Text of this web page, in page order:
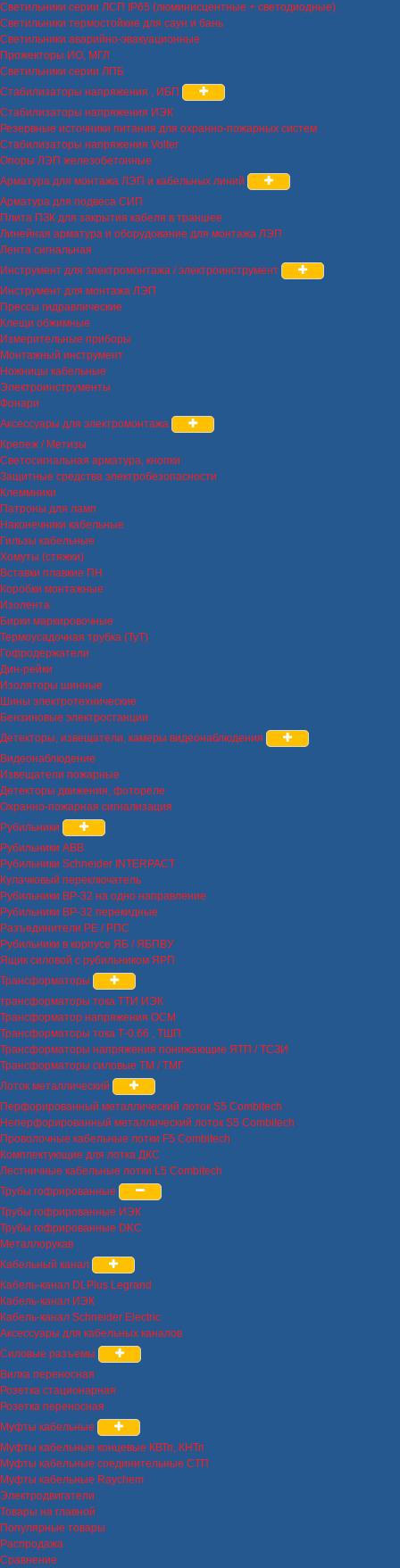
Светильники серии ЛСП IP65 (люминисцентные + светодиодные)
Светильники термостойкие для саун и бань
Светильники аварийно-эвакуационные
Прожекторы ИО, МГЛ
Светильники серии ЛПБ
Стабилизаторы напряжения , ИБП
Стабилизаторы напряжения ИЭК
Резервные источники питания для охранно-пожарных систем
Стабилизаторы напряжения Volter
Опоры ЛЭП железобетонные
Арматура для монтажа ЛЭП и кабельных линий
Арматура для подвеса СИП
Плита ПЗК для закрытия кабеля в траншее
Линейная арматура и оборудование для монтажа ЛЭП
Лента сигнальная
Инструмент для электромонтажа / электроинструмент
Инструмент для монтажа ЛЭП
Прессы гидравлические
Клещи обжимные
Измерительные приборы
Монтажный инструмент
Ножницы кабельные
Электроинструменты
Фонари
Аксессуары для электромонтажа
Крепеж / Метизы
Светосигнальная арматура, кнопки
Защитные средства электробезопасности
Клеммники
Патроны для ламп
Наконечники кабельные
Гильзы кабельные
Хомуты (стяжки)
Вставки плавкие ПН
Коробки монтажные
Изолента
Бирки маркировочные
Термоусадочная трубка (ТуТ)
Гофродержатели
Дин-рейки
Изоляторы шинные
Шины электротехнические
Бензиновые электростанции
Детекторы, извещатели, камеры видеонаблюдения
Видеонаблюдение
Извещатели пожарные
Детекторы движения, фотореле
Охранно-пожарная сигнализация
Рубильники
Рубильники ABB
Рубильники Schneider INTERPACT
Кулачковый переключатель
Рубильники ВР-32 на одно направление
Рубильники ВР-32 перекидные
Разъединители РЕ / РПС
Рубильники в корпусе ЯБ / ЯБПВУ
Ящик силовой с рубильником ЯРП
Трансформаторы
трансформаторы тока ТТИ ИЭК
Трансформатор напряжения ОСМ
Трансформаторы тока Т-0.66 , ТШП
Трансформаторы напряжения понижающие ЯТП / ТСЗИ
Трансформаторы силовые ТМ / ТМГ
Лоток металлический
Перфорированный металлический лоток S5 Combitech
Неперфорированный металлический лоток S5 Combitech
Проволочные кабельные лотки F5 Combitech
Комплектующие для лотка ДКС
Лестничные кабельные лотки L5 Combitech
Трубы гофрированные
Трубы гофрированные ИЭК
Трубы гофрированные DKC
Металлорукав
Кабельный канал
Кабель-канал DLPlus Legrand
Кабель-канал ИЭК
Кабель-канал Schneider Electric
Аксессуары для кабельных каналов
Силовые разъемы
Вилка переносная
Розетка стационарная
Розетка переносная
Муфты кабельные
Муфты кабельные концевые КВТп, КНТп
Муфты кабельные соединительные СТП
Муфты кабельные Raychem
Электродвигатели
Товары на главной
Популярные товары
Распродажа
Сравнение